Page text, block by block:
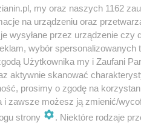
br.z Gliwic o godzinie
my oraz naszych 1162
na urządzeniu oraz
wysyłane przez urządzenie czy
wybór
Użytkownika my i Zaufani
aktywnie skanować
prosimy o zgodę na
i zawsze możesz ją zmienić/
strony
. Niektóre rodzaje